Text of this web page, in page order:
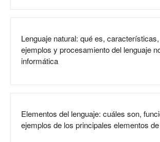
Lenguaje natural: qué es,
ejemplos y procesamiento del lenguaje
informática
Elementos del lenguaje: cuáles son,
ejemplos de los principales elementos